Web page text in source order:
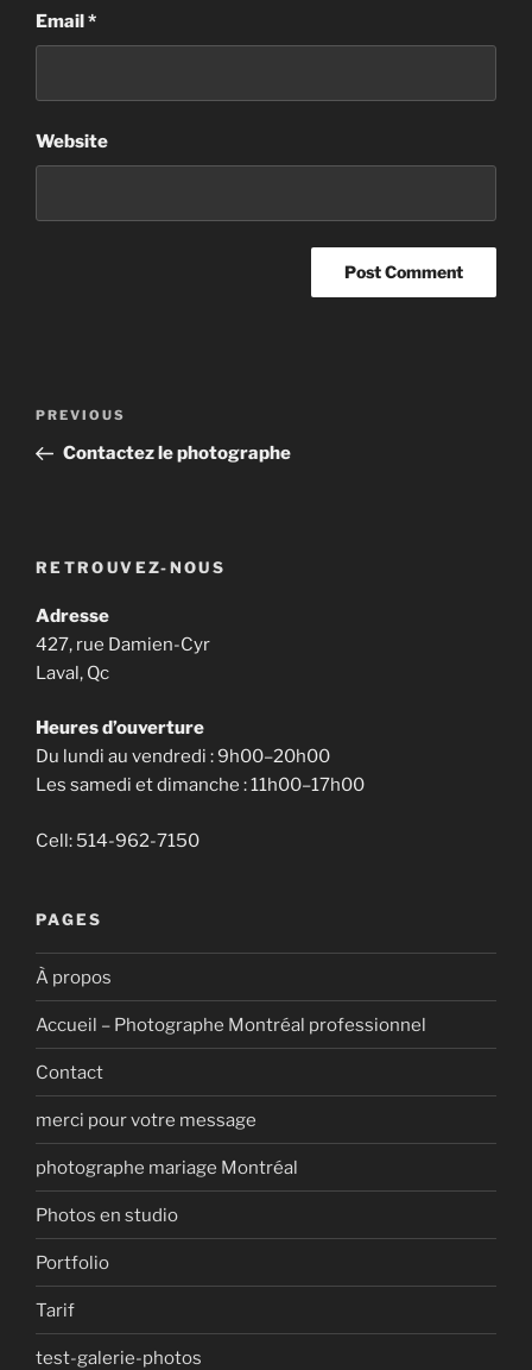
Email *
Website
Previous
Post
PREVIOUS
Contactez le photographe
RETROUVEZ-NOUS
Adresse
427, rue Damien-Cyr
Laval, Qc
Heures d’ouverture
Du lundi au vendredi : 9h00–20h00
Les samedi et dimanche : 11h00–17h00
Cell: 514-962-7150
PAGES
À propos
Accueil – Photographe Montréal professionnel
Contact
merci pour votre message
photographe mariage Montréal
Photos en studio
Portfolio
Tarif
test-galerie-photos